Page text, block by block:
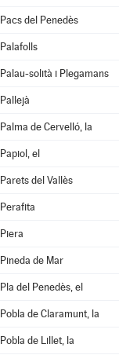
Pacs del Penedès
Palafolls
Palau-solità i Plegamans
Pallejà
Palma de Cervelló, la
Papiol, el
Parets del Vallès
Perafita
Piera
Pineda de Mar
Pla del Penedès, el
Pobla de Claramunt, la
Pobla de Lillet, la